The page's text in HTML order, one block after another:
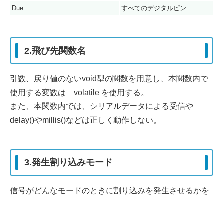
Due すべてのデジタルピン
2.飛び先関数名
引数、戻り値のないvoid型の関数を用意し、本関数内で
使用する変数は volatile を使用する。
また、本関数内では、シリアルデータによる受信や
delay()やmillis()などは正しく動作しない。
3.発生割り込みモード
信号がどんなモードのときに割り込みを発生させるかを